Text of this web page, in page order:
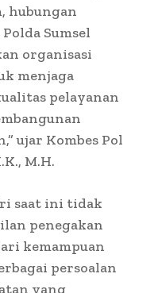
hubungan
Sumsel
organisasi
menjaga
pelayanan
ujar Kombes Pol
M.H.
saat ini tidak
penegakan
kemampuan
persoalan
yang